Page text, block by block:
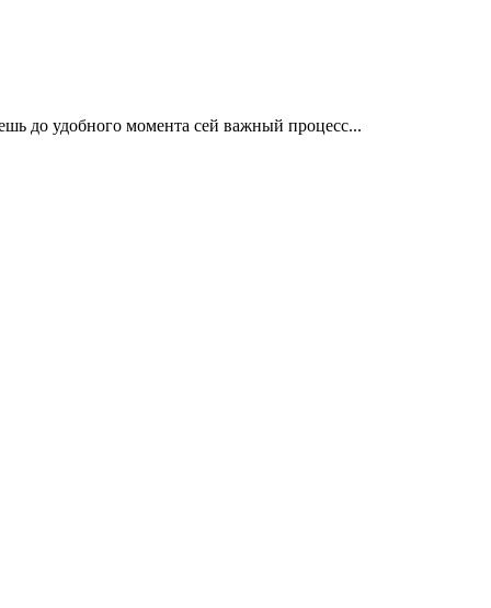
до удобного момента сей важный процесс...